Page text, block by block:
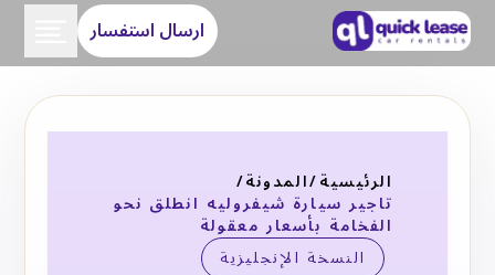
ارسال استفسار
الرئيسية/المدونة/
تاجير سيارة شيفروليه انطلق نحو
الفخامة بأسعار معقولة
النسخة الإنجليزية